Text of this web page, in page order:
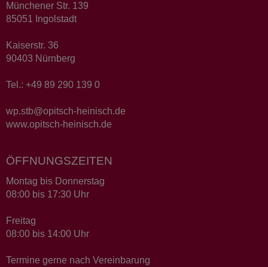
Münchener Str. 139
85051 Ingolstadt
Kaiserstr. 36
90403 Nürnberg
Tel.: +49 89 290 139 0
wp.stb@opitsch-heinisch.de
www.opitsch-heinisch.de
ÖFFNUNGSZEITEN
Montag bis Donnerstag
08:00 bis 17:30 Uhr
Freitag
08:00 bis 14:00 Uhr
Termine gerne nach Vereinbarung